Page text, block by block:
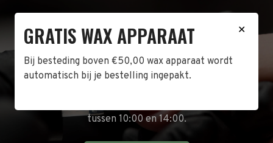
BEZOEK DE WINKEL!
Naast de online shop hebben wij ook een fysieke
winkel in Zwijndrecht! Het adres is: Antoni van
tussen 10:00 en 14:00.
✕
GRATIS WAX APPARAAT
Bij besteding boven €50,00 wax apparaat wordt
automatisch bij je bestelling ingepakt.